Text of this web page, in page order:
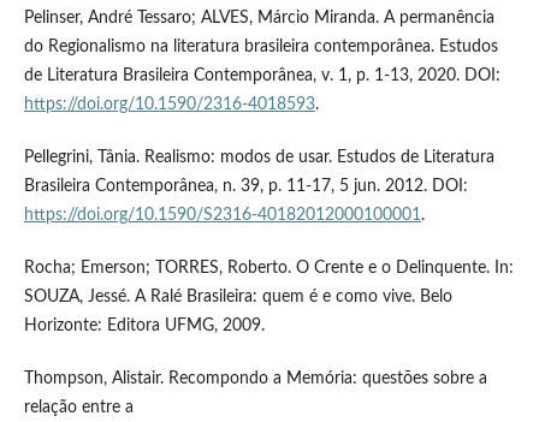
Pelinser, André Tessaro; ALVES, Márcio Miranda. A permanência
do Regionalismo na literatura brasileira contemporânea. Estudos
de Literatura Brasileira Contemporânea, v. 1, p. 1-13, 2020. DOI:
https://doi.org/10.1590/2316-4018593.
Pellegrini, Tânia. Realismo: modos de usar. Estudos de Literatura
Brasileira Contemporânea, n. 39, p. 11-17, 5 jun. 2012. DOI:
https://doi.org/10.1590/S2316-40182012000100001 .
Rocha; Emerson; TORRES, Roberto. O Crente e o Delinquente. In:
SOUZA, Jessé. A Ralé Brasileira: quem é e como vive. Belo
Horizonte: Editora UFMG, 2009.
Thompson, Alistair. Recompondo a Memória: questões sobre a
relação entre a